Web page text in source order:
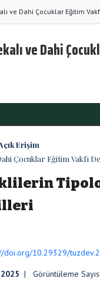
ve Dahi Çocuklar Eğitim
ve Dahi
Erişim
Çocuklar Eğitim Vakfı
doi.org/10.29329/
| Görüntüleme